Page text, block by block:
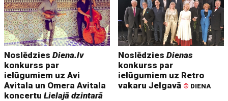
NoslēdziesDiena.lv
konkurss par
ielūgumiem uz Avi
Avitala un Omera Avitala
koncertuLielajā dzintarā
NoslēdziesDienas
konkurss par
ielūgumiem uz Retro
vakaru Jelgavā © DIENA